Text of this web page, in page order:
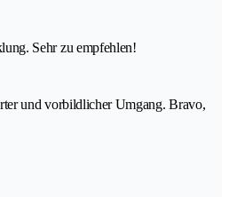
Sehr zu empfehlen!
und vorbildlicher Umgang. Bravo,